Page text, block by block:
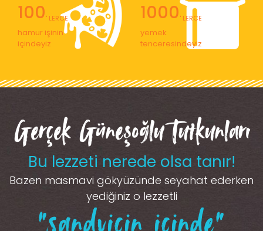
100' LERCE
hamur işinin
içindeyiz
1000' LERCE
yemek
tenceresindeyiz
Gerçek Güneşoğlu Tutkunları
Bu lezzeti nerede olsa tanır!
Bazen masmavi gökyüzünde seyahat ederken
yediğiniz o lezzetli